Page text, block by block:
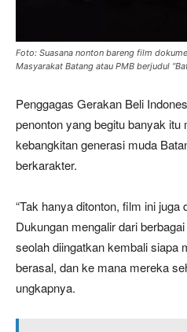
Foto: Suasana nonton bareng film
Masyarakat Batang atau PMB berjudul
Penggagas Gerakan Beli
penonton yang begitu banyak itu
kebangkitan generasi muda
berkarakter.
“Tak hanya ditonton, film ini
Dukungan mengalir dari
seolah diingatkan kembali siapa
berasal, dan ke mana mereka
ungkapnya.